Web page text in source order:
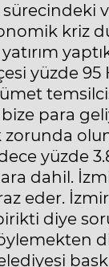
kriz
yüzde
para
zorunda
yüzde
dahil.
eder.
diye